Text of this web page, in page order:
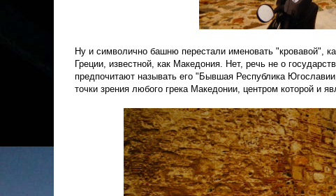
Ну и символично башню перестали именовать "кровавой",
Греции, известной, как Македония. Нет, речь не о
предпочитают называть его "Бывшая Республика
точки зрения любого грека Македонии, центром которой и